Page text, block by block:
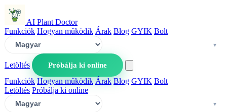
AI Plant Doctor
Funkciók Hogyan működik Árak Blog GYIK Bolt
Letöltés
Próbálja ki online
Funkciók Hogyan működik Árak Blog GYIK Bolt
Letöltés Próbálja ki online